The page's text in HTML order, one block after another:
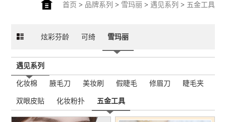
首页 > 品牌系列 > 雪玛丽> 遇见系列 > 五金工具
炫彩芬龄 可绮 雪玛丽
遇见系列
化妆棉 腋毛刀 美妆刷 假睫毛 修眉刀 睫毛夹
双眼皮贴 化妆粉扑 五金工具